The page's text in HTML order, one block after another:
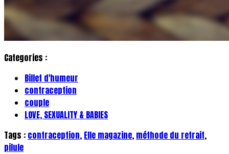
Categories :
Billet d'humeur
contraception
couple
LOVE, SEXUALITY & BABIES
Tags : contraception, Elle magazine, méthode du retrait,
pilule